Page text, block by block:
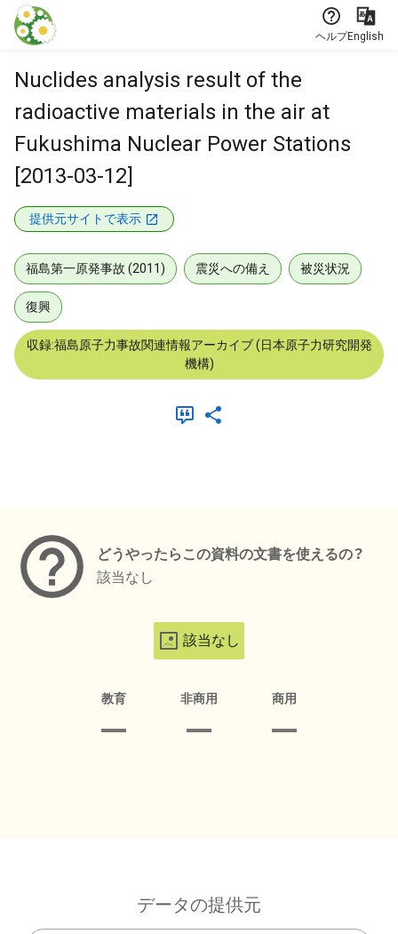
本文に飛ぶ
ヘルプEnglish
Nuclides analysis result of the
radioactive materials in the air at
Fukushima Nuclear Power Stations
[2013-03-12]
提供元サイトで表示
福島第一原発事故 (2011) 震災への備え 被災状況
復興
収録:福島原子力事故関連情報アーカイブ (日本原子力研究開発
機構)
どうやったらこの資料の文書を使えるの？
該当なし
該当なし
教育 非商用 商用
データの提供元